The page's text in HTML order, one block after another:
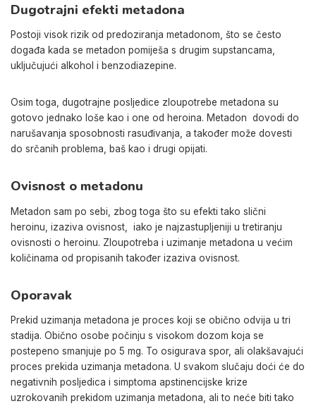
Dugotrajni efekti metadona
Postoji visok rizik od predoziranja metadonom, što se često
događa kada se metadon pomiješa s drugim supstancama,
uključujući alkohol i benzodiazepine.
Osim toga, dugotrajne posljedice zloupotrebe metadona su
gotovo jednako loše kao i one od heroina. Metadon dovodi do
narušavanja sposobnosti rasuđivanja, atakođer može dovesti
do srčanih problema, baš kao i drugi opijati.
Ovisnost o metadonu
Metadon sam po sebi, zbog toga što su efekti tako slični
heroinu, izaziva ovisnost,
iako je najzastupljeniji u tretiranju
ovisnosti o heroinu. Zloupotreba i uzimanje metadona u većim
količinama od propisanih također izaziva ovisnost.
Oporavak
Prekid uzimanja metadona je proces koji se obično odvija u tri
stadija. Obično osobe počinju s visokom dozom koja se
postepeno smanjuje po 5 mg. To osigurava spor, ali olakšavajući
proces prekida uzimanja metadona. U svakom slučaju doći će do
negativnih posljedica i simptoma apstinencijske krize
uzrokovanih prekidom uzimanja metadona, ali to neće biti tako